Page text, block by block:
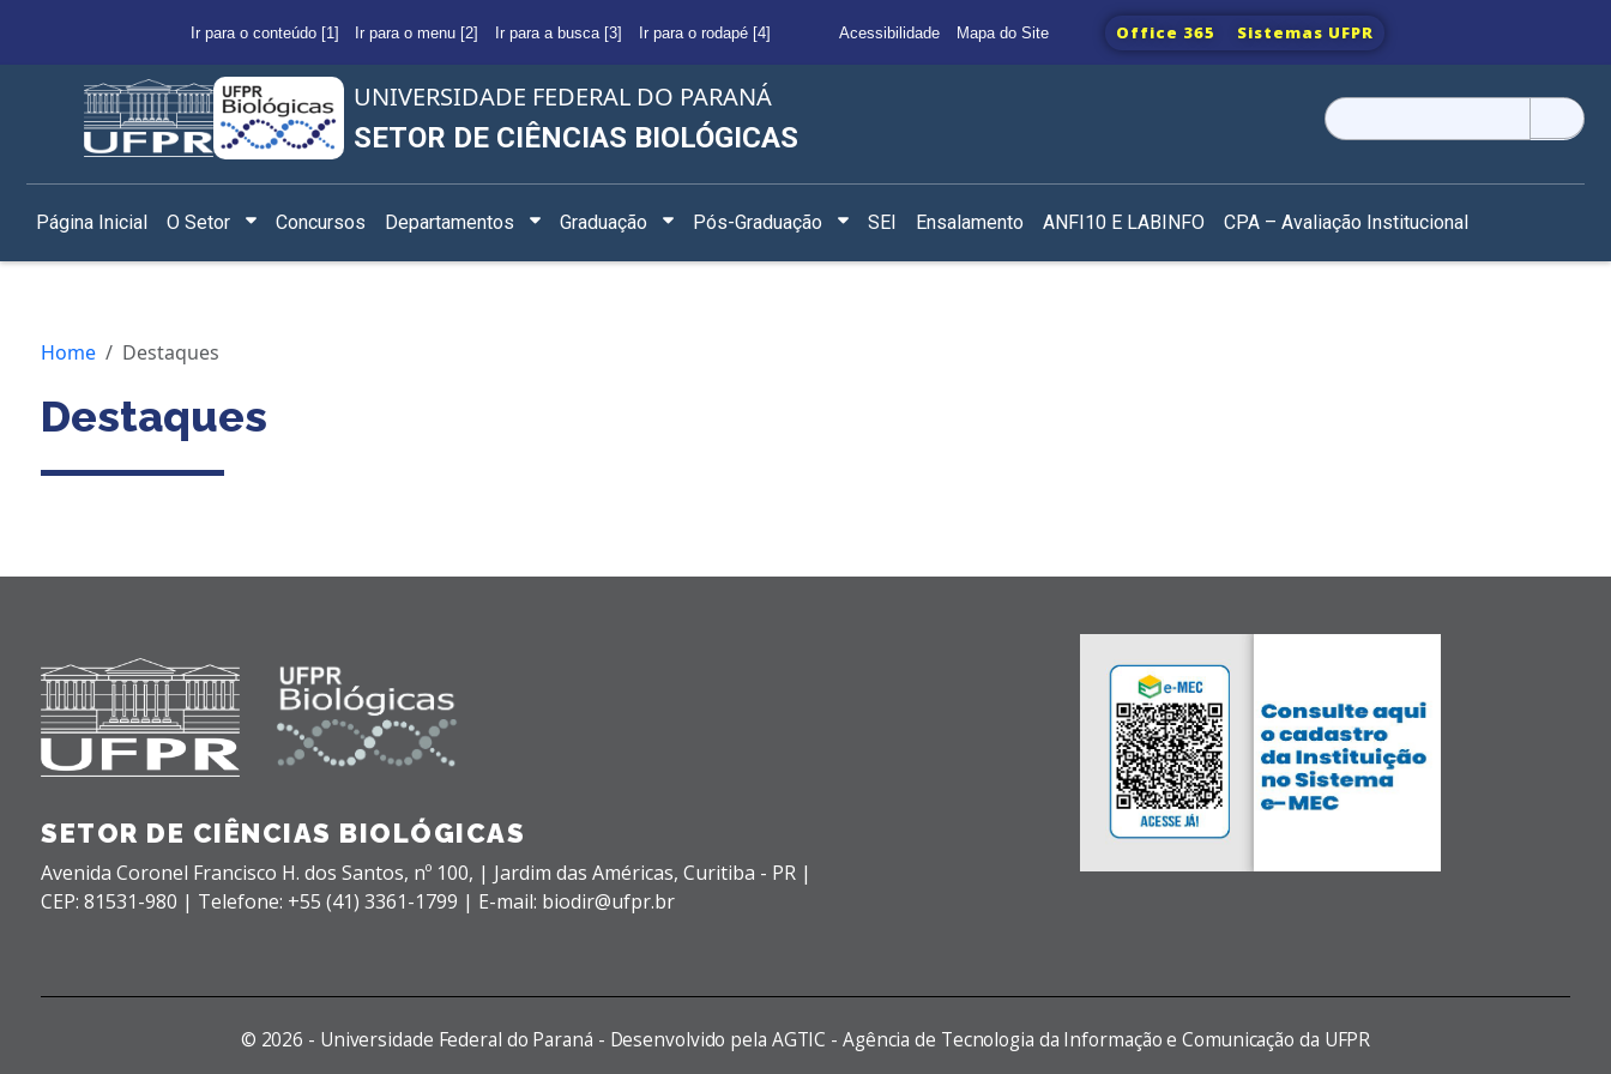
Ir para o conteúdo [1] Ir para o menu [2] Ir para a busca [3] Ir para o rodapé [4] Acessibilidade Mapa do Site Office 365 Sistemas UFPR
UNIVERSIDADE FEDERAL DO PARANÁ
SETOR DE CIÊNCIAS BIOLÓGICAS
Pesquisar
por:
Página Inicial O Setor Concursos Departamentos Graduação Pós-Graduação SEI Ensalamento ANFI10 E LABINFO CPA – Avaliação Institucional
Home Destaques
Destaques
SETOR DE CIÊNCIAS BIOLÓGICAS
Avenida Coronel Francisco H. dos Santos, nº 100, | Jardim das Américas, Curitiba - PR |
CEP: 81531-980 | Telefone: +55 (41) 3361-1799 | E-mail: biodir@ufpr.br
© 2026 - Universidade Federal do Paraná - Desenvolvido pela AGTIC - Agência de Tecnologia da Informação e Comunicação da UFPR